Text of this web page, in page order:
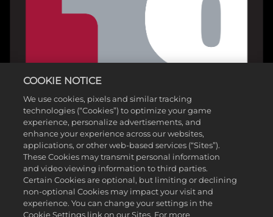
COOKIE NOTICE
We use cookies, pixels and similar tracking
technologies (“Cookies”) to optimize your game
experience, personalize advertisements, and
enhance your experience across our websites,
applications, or other web-based services (“Sites”).
These Cookies may transmit personal information
and video viewing information to third parties.
Certain Cookies are optional, but limiting or declining
non-optional Cookies may impact your visit and
experience. You can change your settings in the
Cookie Settings link on our Sites. For more